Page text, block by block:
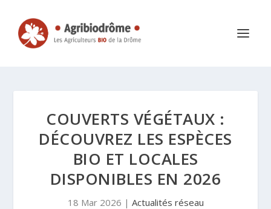
COUVERTS VÉGÉTAUX :
DÉCOUVREZ LES ESPÈCES
BIO ET LOCALES
DISPONIBLES EN 2026
18 Mar 2026 | Actualités réseau